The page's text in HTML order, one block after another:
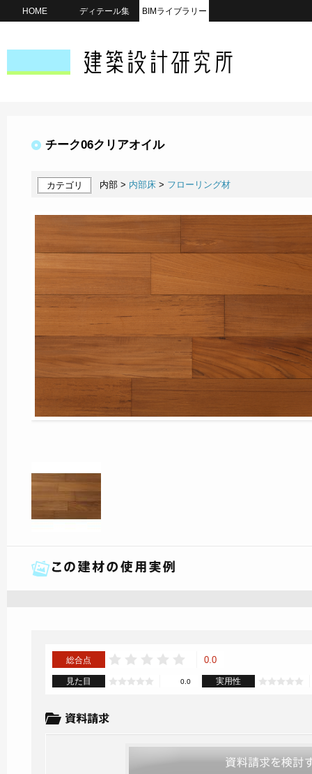
HOME ディテール集 BIMライブラリー
チーク06クリアオイル
カテゴリ 内部 > 内部床 > フローリング材
総合点 0.0
見た目 0.0 実用性